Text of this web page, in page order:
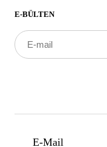
E-BÜLTEN
E-Mail